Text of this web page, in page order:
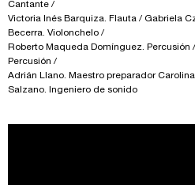
Cantante /
Victoria Inés Barquiza. Flauta / Gabriela
Becerra. Violonchelo /
Roberto Maqueda Domínguez.
Percusión /
Adrián Llano. Maestro preparador
Salzano. Ingeniero de sonido